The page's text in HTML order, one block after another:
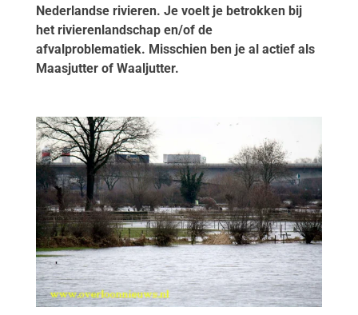
Nederlandse rivieren. Je voelt je betrokken bij
het rivierenlandschap en/of de
afvalproblematiek. Misschien ben je al actief als
Maasjutter of Waaljutter.